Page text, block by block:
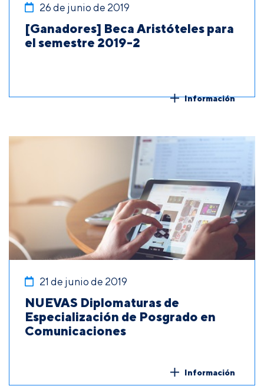
26 de junio de 2019
[Ganadores] Beca Aristóteles para
el semestre 2019-2
Información
21 de junio de 2019
NUEVAS Diplomaturas de
Especialización de Posgrado en
Comunicaciones
Información